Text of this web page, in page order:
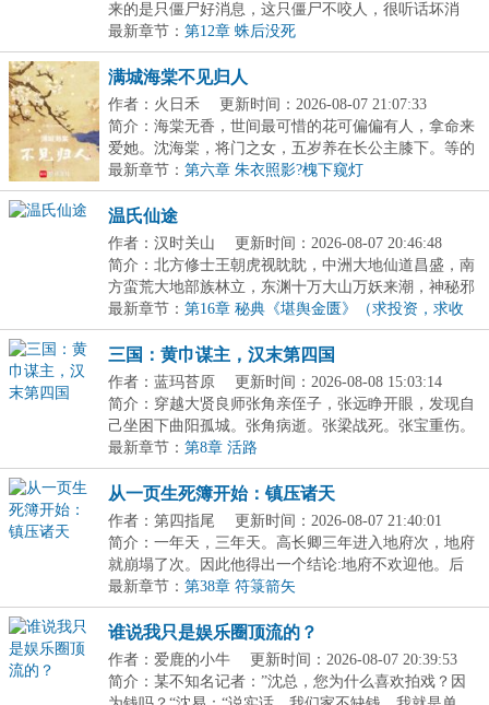
来的是只僵尸好消息，这只僵尸不咬人，很听话坏消
息，...
最新章节： 第12章 蛛后没死
满城海棠不见归人
作者：火日禾
更新时间：2026-08-07 21:07:33
简介：海棠无香，世间最可惜的花可偏偏有人，拿命来
爱她。沈海棠，将门之女，五岁养在长公主膝下。等的
人...
最新章节： 第六章 朱衣照影?槐下窥灯
温氏仙途
作者：汉时关山
更新时间：2026-08-07 20:46:48
简介：北方修士王朝虎视眈眈，中洲大地仙道昌盛，南
方蛮荒大地部族林立，东渊十万大山万妖来潮，神秘邪
修...
最新章节： 第16章 秘典《堪舆金匮》（求投资，求收
藏）
三国：黄巾谋主，汉末第四国
作者：蓝玛苔原
更新时间：2026-08-08 15:03:14
简介：穿越大贤良师张角亲侄子，张远睁开眼，发现自
己坐困下曲阳孤城。张角病逝。张梁战死。张宝重伤。
张...
最新章节： 第8章 活路
从一页生死簿开始：镇压诸天
作者：第四指尾
更新时间：2026-08-07 21:40:01
简介：一年天，三年天。高长卿三年进入地府次，地府
就崩塌了次。因此他得出一个结论:地府不欢迎他。后
来...
最新章节： 第38章 符箓箭矢
谁说我只是娱乐圈顶流的？
作者：爱鹿的小牛
更新时间：2026-08-07 20:39:53
简介：某不知名记者：”沈总，您为什么喜欢拍戏？因